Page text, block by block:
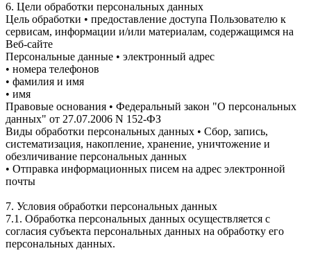
6. Цели обработки персональных данных
Цель обработки • предоставление доступа Пользователю к
сервисам, информации и/или материалам, содержащимся на
Веб-сайте
Персональные данные • электронный адрес
• номера телефонов
• фамилия и имя
• имя
Правовые основания • Федеральный закон "О персональных
данных" от 27.07.2006 N 152-ФЗ
Виды обработки персональных данных • Сбор, запись,
систематизация, накопление, хранение, уничтожение и
обезличивание персональных данных
• Отправка информационных писем на адрес электронной
почты
7. Условия обработки персональных данных
7.1. Обработка персональных данных осуществляется с
согласия субъекта персональных данных на обработку его
персональных данных.